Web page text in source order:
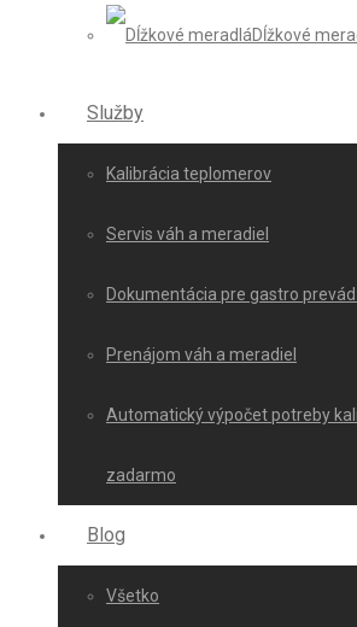
Dĺžkové
Služby
Kalibrácia teplomerov
Servis váh a meradiel
Dokumentácia pre gastro
Prenájom váh a meradiel
Automatický výpočet potreby
zadarmo
Blog
Všetko